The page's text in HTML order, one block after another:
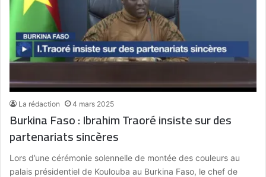
La rédaction 4 mars 2025
Burkina Faso : Ibrahim Traoré insiste sur des
partenariats sincères
Lors d’une cérémonie solennelle de montée des couleurs au
palais présidentiel de Koulouba au Burkina Faso, le chef de